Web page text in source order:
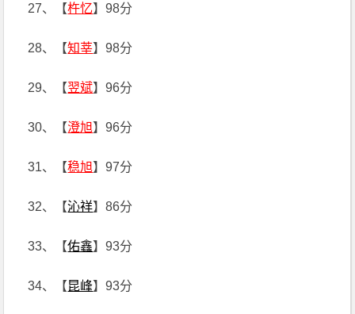
27、【杵忆】98分
28、【知莘】98分
29、【翌斌】96分
30、【澄旭】96分
31、【稳旭】97分
32、【沁祥】86分
33、【佑鑫】93分
34、【昆峰】93分